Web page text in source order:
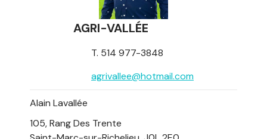
AGRI-VALLÉE
T. 514 977-3848
agrivallee@hotmail.com
Alain Lavallée
105, Rang Des Trente